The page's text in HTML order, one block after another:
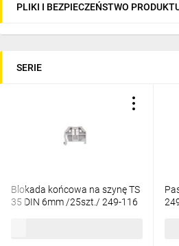
PLIKI I BEZPIECZEŃSTWO
SERIE
Blokada końcowa na szynę TS
35 DIN 6mm /25szt./ 249-116